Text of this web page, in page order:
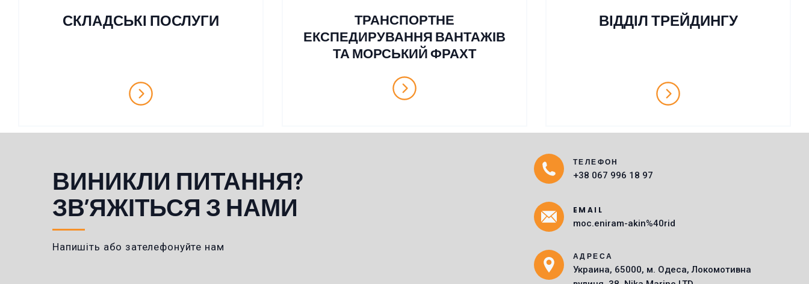
СКЛАДСЬКІ ПОСЛУГИ
ТРАНСПОРТНЕ
ЕКСПЕДИРУВАННЯ ВАНТАЖІВ
ТА МОРСЬКИЙ ФРАХТ
ВІДДІЛ ТРЕЙДИНГУ
ВИНИКЛИ ПИТАННЯ?
ЗВ’ЯЖІТЬСЯ З НАМИ
Напишіть або зателефонуйте нам
ТЕЛЕФОН
+38 067 996 18 97
Main Icons
EMAIL
moc.eniram-akin%40rid
АДРЕСА
Украина, 65000, м. Одеса, Локомотивна